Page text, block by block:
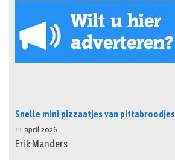
Snelle mini pizzaatjes van pittabroodjes
11 april 2026
Erik Manders